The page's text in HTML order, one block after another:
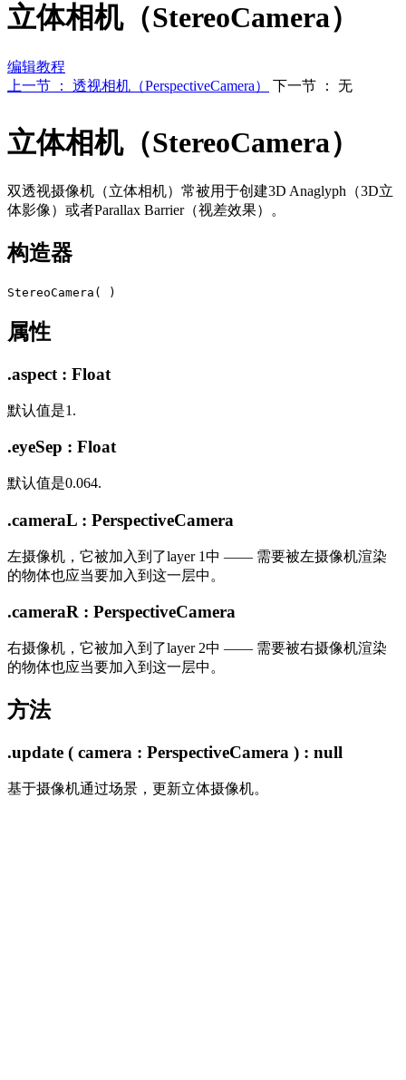
立体相机（StereoCamera）
编辑教程
上一节 ： 透视相机（PerspectiveCamera）
下一节 ： 无
立体相机（StereoCamera）
双透视摄像机（立体相机）常被用于创建3D Anaglyph（3D立
体影像）或者Parallax Barrier（视差效果）。
构造器
属性
.aspect : Float
默认值是1.
.eyeSep : Float
默认值是0.064.
.cameraL : PerspectiveCamera
左摄像机，它被加入到了layer 1中 —— 需要被左摄像机渲染
的物体也应当要加入到这一层中。
.cameraR : PerspectiveCamera
右摄像机，它被加入到了layer 2中 —— 需要被右摄像机渲染
的物体也应当要加入到这一层中。
方法
.update ( camera : PerspectiveCamera ) : null
基于摄像机通过场景，更新立体摄像机。